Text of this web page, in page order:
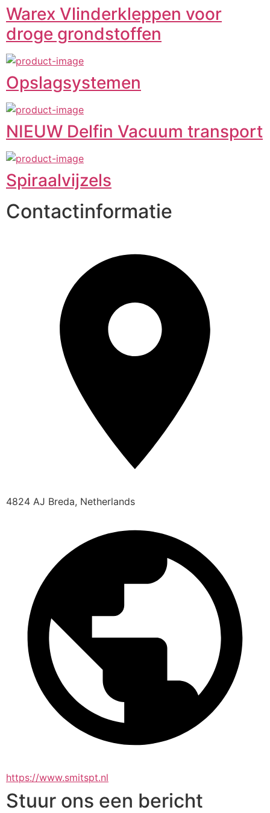
Warex Vlinderkleppen voor
droge grondstoffen
Opslagsystemen
NIEUW Delfin Vacuum transport
Spiraalvijzels
Contactinformatie
4824 AJ Breda, Netherlands
https://www.smitspt.nl
Stuur ons een bericht